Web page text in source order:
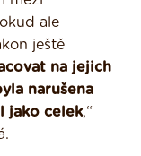
ale
ještě
na jejich
narušena
jako celek,“